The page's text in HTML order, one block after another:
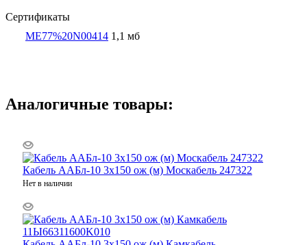
Сертификаты
ME77%20N00414 1,1 мб
Аналогичные товары:
Кабель ААБл-10 3х150 ож (м) Москабель 247322
Нет в наличии